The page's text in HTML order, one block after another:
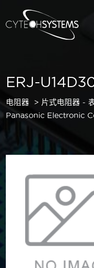
ERJ-
电阻器
片式电阻器 -
Panasonic Electronic